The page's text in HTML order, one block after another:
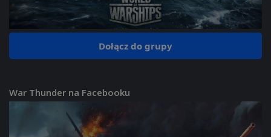
Dołącz do grupy
War Thunder na Facebooku